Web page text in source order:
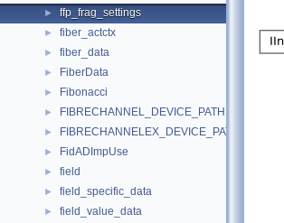
► ffp_frag_settings
► fiber_actctx
► fiber_data
► FiberData
► Fibonacci
► FIBRECHANNEL_DEVICE_PATH
► FIBRECHANNELEX_DEVICE_PATH
► FidADImpUse
► field
► field_specific_data
► field_value_data